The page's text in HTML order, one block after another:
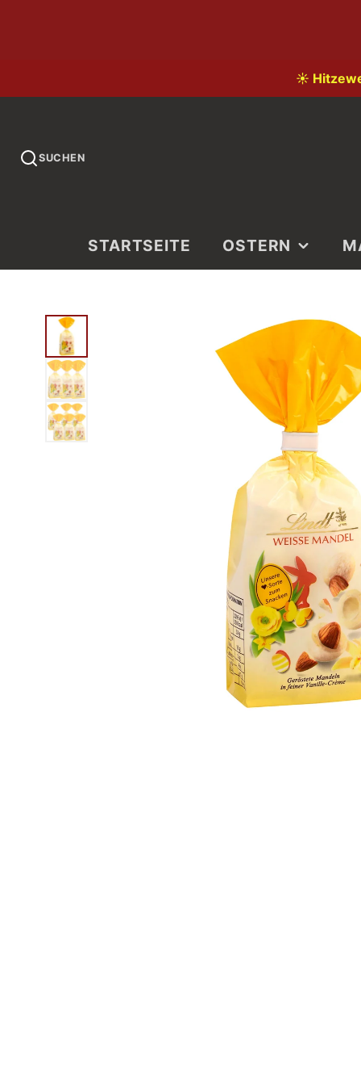
☀️
SUCHEN
STARTSEITE OSTERN
HOL DIR DEINEN GOLDHASEN
Der Klassiker für dein Osternest – zart